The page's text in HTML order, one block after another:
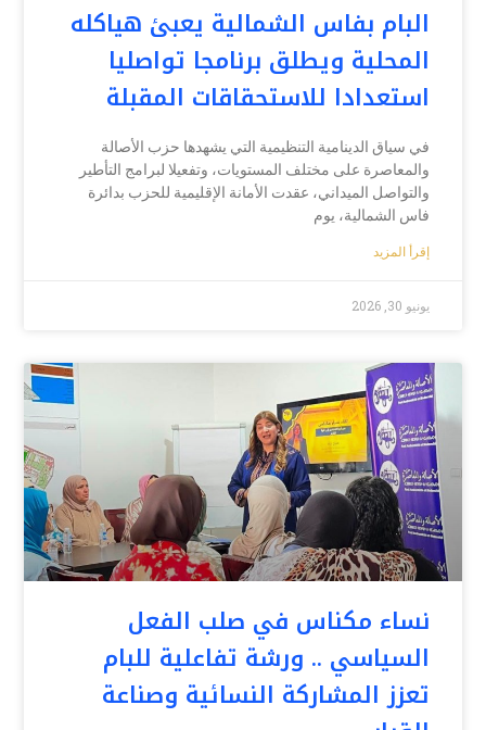
البام بفاس الشمالية يعبئ هياكله
المحلية ويطلق برنامجا تواصليا
استعدادا للاستحقاقات المقبلة
في سياق الدينامية التنظيمية التي يشهدها حزب الأصالة
والمعاصرة على مختلف المستويات، وتفعيلا لبرامج التأطير
والتواصل الميداني، عقدت الأمانة الإقليمية للحزب بدائرة
فاس الشمالية، يوم
إقرأ المزيد
يونيو 30, 2026
نساء مكناس في صلب الفعل
السياسي .. ورشة تفاعلية للبام
تعزز المشاركة النسائية وصناعة